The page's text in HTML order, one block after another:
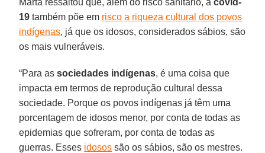
19 também põe em risco a riqueza cultural dos povos
indígenas, já que os idosos, considerados sábios, são
os mais vulneráveis.
“Para associedades indígenas, é uma coisa que
impacta em termos de reprodução cultural dessa
sociedade. Porque os povos indígenas já têm uma
porcentagem de idosos menor, por conta de todas as
epidemias que sofreram, por conta de todas as
guerras. Esses idosos são os sábios, são os mestres.